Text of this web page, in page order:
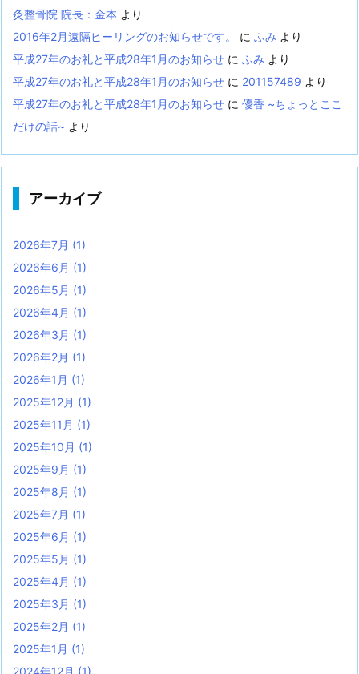
灸整骨院 院長：金本 より
2016年2月遠隔ヒーリングのお知らせです。
に ふみ より
平成27年のお礼と平成28年1月のお知らせ に ふみ より
平成27年のお礼と平成28年1月のお知らせ に 201157489 より
平成27年のお礼と平成28年1月のお知らせ に 優香 ~ちょっとここ
だけの話~ より
アーカイブ
2026年7月 (1)
2026年6月 (1)
2026年5月 (1)
2026年4月 (1)
2026年3月 (1)
2026年2月 (1)
2026年1月 (1)
2025年12月 (1)
2025年11月 (1)
2025年10月 (1)
2025年9月 (1)
2025年8月 (1)
2025年7月 (1)
2025年6月 (1)
2025年5月 (1)
2025年4月 (1)
2025年3月 (1)
2025年2月 (1)
2025年1月 (1)